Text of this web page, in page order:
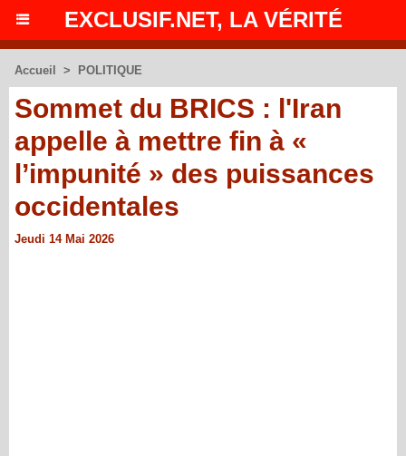
EXCLUSIF.NET, LA VÉRITÉ
Accueil > POLITIQUE
Sommet du BRICS : l'Iran
appelle à mettre fin à «
l’impunité » des puissances
occidentales
Jeudi 14 Mai 2026